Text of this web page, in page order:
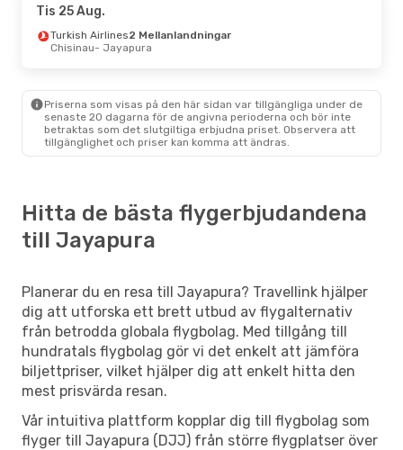
Tis 25 Aug.
Turkish Airlines2 Mellanlandningar
Chisinau- Jayapura
Priserna som visas på den här sidan var tillgängliga under de
senaste 20 dagarna för de angivna perioderna och bör inte
betraktas som det slutgiltiga erbjudna priset. Observera att
tillgänglighet och priser kan komma att ändras.
Hitta de bästa flygerbjudandena
till Jayapura
Planerar du en resa till Jayapura? Travellink hjälper
dig att utforska ett brett utbud av flygalternativ
från betrodda globala flygbolag. Med tillgång till
hundratals flygbolag gör vi det enkelt att jämföra
biljettpriser, vilket hjälper dig att enkelt hitta den
mest prisvärda resan.
Vår intuitiva plattform kopplar dig till flygbolag som
flyger till Jayapura (DJJ) från större flygplatser över